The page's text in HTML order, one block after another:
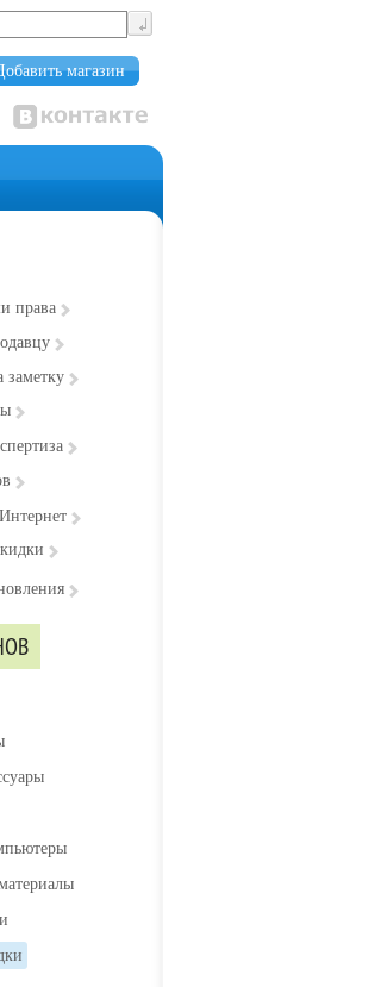
магазин
права
заметку